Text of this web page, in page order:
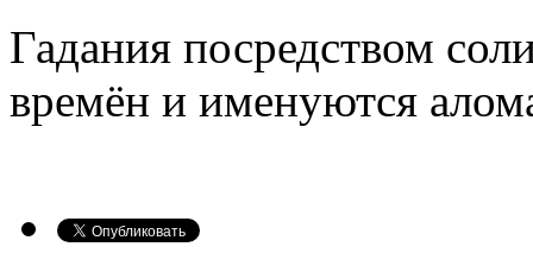
Гадания посредством
времён и именуются